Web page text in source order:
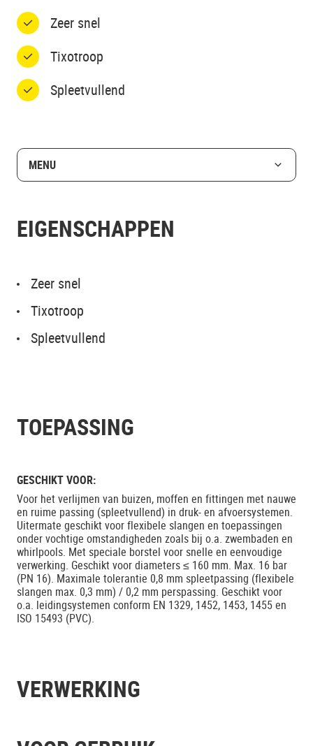
Zeer snel
Tixotroop
Spleetvullend
MENU
EIGENSCHAPPEN
Zeer snel
Tixotroop
Spleetvullend
TOEPASSING
GESCHIKT VOOR:
Voor het verlijmen van buizen, moffen en fittingen met nauwe
en ruime passing (spleetvullend) in druk- en afvoersystemen.
Uitermate geschikt voor flexibele slangen en toepassingen
onder vochtige omstandigheden zoals bij o.a. zwembaden en
whirlpools. Met speciale borstel voor snelle en eenvoudige
verwerking. Geschikt voor diameters ≤ 160 mm. Max. 16 bar
(PN 16). Maximale tolerantie 0,8 mm spleetpassing (flexibele
slangen max. 0,3 mm) / 0,2 mm perspassing. Geschikt voor
o.a. leidingsystemen conform EN 1329, 1452, 1453, 1455 en
ISO 15493 (PVC).
VERWERKING